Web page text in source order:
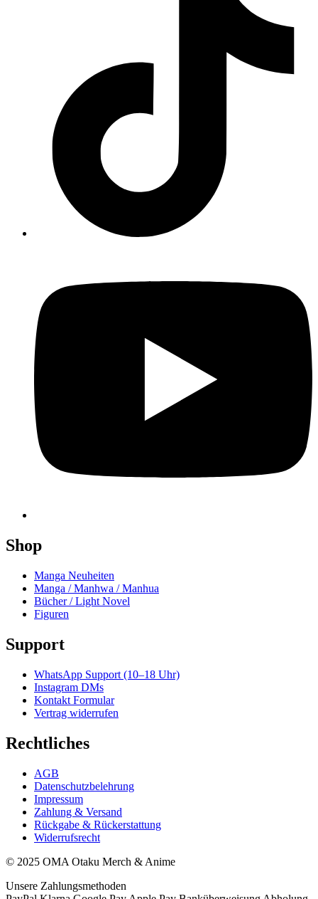
Shop
Manga Neuheiten
Manga / Manhwa / Manhua
Bücher / Light Novel
Figuren
Support
WhatsApp Support (10–18 Uhr)
Instagram DMs
Kontakt Formular
Vertrag widerrufen
Rechtliches
AGB
Datenschutzbelehrung
Impressum
Zahlung & Versand
Rückgabe & Rückerstattung
Widerrufsrecht
© 2025 OMA Otaku Merch & Anime
Unsere Zahlungsmethoden